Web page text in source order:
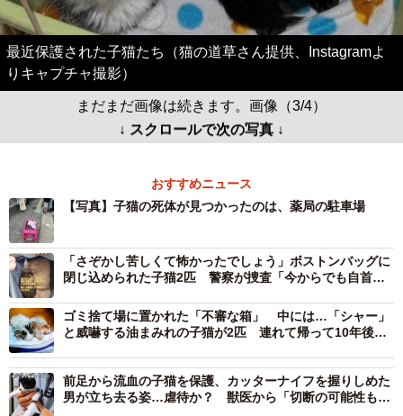
最近保護された子猫たち（猫の道草さん提供、Instagramよ
りキャプチャ撮影）
まだまだ画像は続きます。画像（3/4）
↓ スクロールで次の写真 ↓
おすすめニュース
【写真】子猫の死体が見つかったのは、薬局の駐車場
「さぞかし苦しくて怖かったでしょう」ボストンバッグに
閉じ込められた子猫2匹 警察が捜査「今からでも自首し
ゴミ捨て場に置かれた「不審な箱」 中には…「シャー」
と威嚇する油まみれの子猫が2匹 連れて帰って10年後、
前足から流血の子猫を保護、カッターナイフを握りしめた
男が立ち去る姿…虐待か？ 獣医から「切断の可能性も」